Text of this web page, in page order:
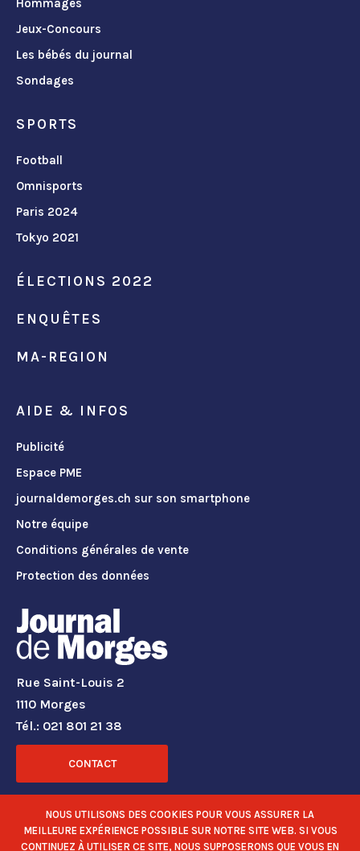
Hommages
Jeux-Concours
Les bébés du journal
Sondages
SPORTS
Football
Omnisports
Paris 2024
Tokyo 2021
ÉLECTIONS 2022
ENQUÊTES
MA-REGION
AIDE & INFOS
Publicité
Espace PME
journaldemorges.ch sur son smartphone
Notre équipe
Conditions générales de vente
Protection des données
Rue Saint-Louis 2
1110 Morges
Tél.: 021 801 21 38
CONTACT
RÉSEAUX SOCIAUX
NOUS UTILISONS DES COOKIES POUR VOUS ASSURER LA
MEILLEURE EXPÉRIENCE POSSIBLE SUR NOTRE SITE WEB. SI VOUS
CONTINUEZ À UTILISER CE SITE, NOUS SUPPOSERONS QUE VOUS EN